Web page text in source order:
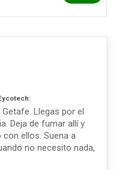
Llegas por el
Deja de fumar allí y
ellos. Suena a
no necesito nada,